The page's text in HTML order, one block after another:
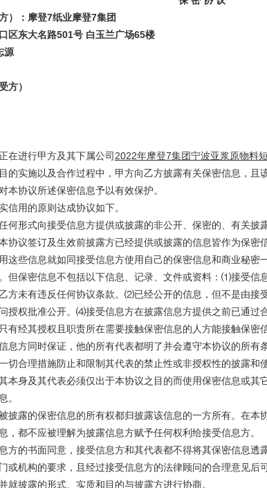
）：摩登7纸业摩登7集团
区东大名路501号 白玉兰广场65楼
表人 黄志源
方）
在进行甲方及其下属公司 2022年摩登7集团宁波亚浆原物料
的实施以及合作过程中，甲方向乙方披露有关保密信息，且
本协议所述保密信息予以有效保护。
信用的原则达成协议如下。
何形式向接受信息方提供或披露的非公开、保密的、有关
协议签订及生效前披露方已经提供或披露的信息皆作为保密
这些信息就如同接受信息方使用自己的保密信息和商业秘
但保密信息不包括以下信息、记录、文件或资料：⑴接受信
方未有违反任何协议条款。⑵已经公开的信息，但不是由
授权批准公开。⑷接受信息方在披露信息方提供之前已通过
有经其授权且职责所在需要接触保密信息的人方能接触保密
息方同时保证，他的所有代表都明了并会遵守本协议的所有
切合理措施防止和限制其代表的禁止性或非授权性的披露和
本身及其代表必须仅出于本协议之目的而使用保密信息或其
。
披露的保密信息的所有权都归披露该信息的一方所有。在
，都不应被理解为披露信息方赋予任何权利给接受信息方。
方的书面同意，接受信息方和其代表都不得将其保密信息透
或机构的要求，且经过接受信息方的法律顾问的合理意见
就披露的形式、实质和目的与披露方进行协商。